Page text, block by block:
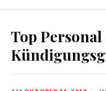
Top Personal